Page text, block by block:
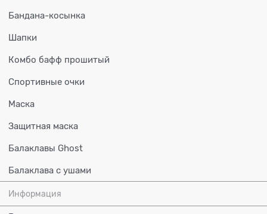
Бандана-косынка
Шапки
Комбо бафф прошитый
Спортивные очки
Маска
Защитная маска
Балаклавы Ghost
Балаклава с ушами
Информация